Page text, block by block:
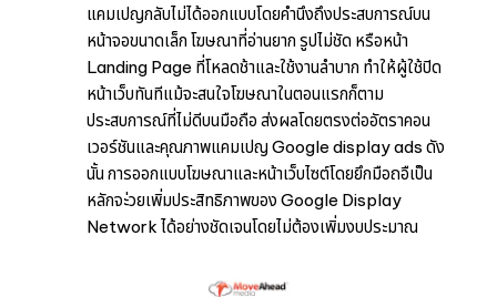
แคมเปญกลับไม่ได้ออกแบบโดยคำนึงถึงประสบการณ์บน
หน้าจอขนาดเล็ก โฆษณาที่อ่านยาก รูปไม่ชัด หรือหน้า
Landing Page ที่โหลดช้าและใช้งานลำบาก ทำให้ผู้ใช้ปิด
หน้าเว็บทันทีแม้จะสนใจโฆษณาในตอนแรกก็ตาม
ประสบการณ์ที่ไม่ดีบนมือถือ ส่งผลโดยตรงต่ออัตราคอน
เวอร์ชันและคุณภาพแคมเปญ Google display ads ดัง
นั้น การออกแบบโฆษณาและหน้าเว็บไซต์โดยยึกมือถอืเป็น
หลักจะ่วยเพิ่มประสิทธิภาพของ Google Display
Network ได้อย่างชัดเจนโดยไม่ต้องเพิ่มงบประมาณ